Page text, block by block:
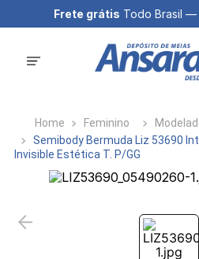
Frete grátis Todo Brasil —
Feminino
Semibody Bermuda Liz 53690
Invisible Estética T. P/GG